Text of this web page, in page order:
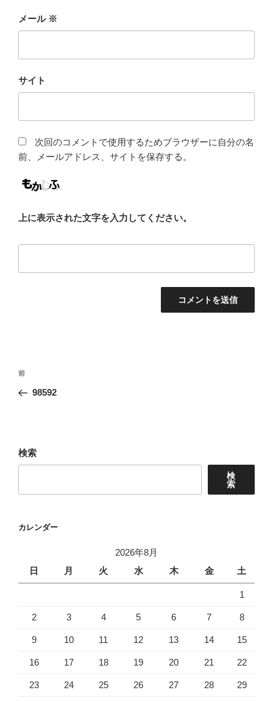
メール ※
サイト
次回のコメントで使用するためブラウザーに自分の名
前、メールアドレス、サイトを保存する。
上に表示された文字を入力してください。
投
ナ
ー
シ
前
の
前
98592
検索
検
索
カレンダー
2026年8月
日
月 火 水 木 金 土
1
2 3 4 5 6 7 8
9 10 11 12 13 14 15
16 17 18 19 20 21 22
23 24 25 26 27 28 29